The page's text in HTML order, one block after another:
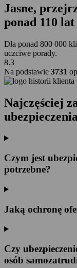
Jasne,
ponad 110 lat
Dla ponad 800 000
uczciwe porady.
8.3
Na podstawie 3731
Najczęściej
Czym jest
potrzebne?
Jaką ochronę
Czy
osób